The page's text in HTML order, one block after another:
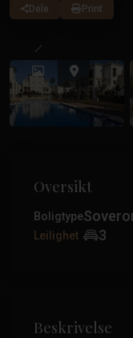
Dele Print
Tidligere
Oversikt
Boligtype
Leilighet
3
Beskrivelse